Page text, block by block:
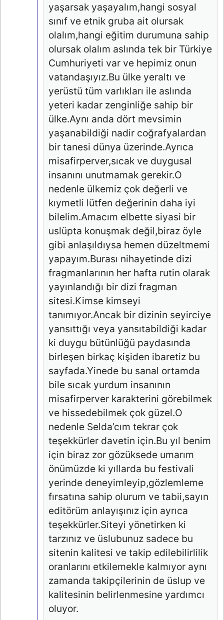
yaşarsak yaşayalım,hangi sosyal
sınıf ve etnik gruba ait olursak
olalım,hangi eğitim durumuna sahip
olursak olalım aslında tek bir Türkiye
Cumhuriyeti var ve hepimiz onun
vatandaşıyız.Bu ülke yeraltı ve
yerüstü tüm varlıkları ile aslında
yeteri kadar zenginliğe sahip bir
ülke.Aynı anda dört mevsimin
yaşanabildiği nadir coğrafyalardan
bir tanesi dünya üzerinde.Ayrıca
misafirperver,sıcak ve duygusal
insanını unutmamak gerekir.O
nedenle ülkemiz çok değerli ve
kıymetli lütfen değerinin daha iyi
bilelim.Amacım elbette siyasi bir
uslüpta konuşmak değil,biraz öyle
gibi anlaşıldıysa hemen düzeltmemi
yapayım.Burası nihayetinde dizi
fragmanlarının her hafta rutin olarak
yayınlandığı bir dizi fragman
sitesi.Kimse kimseyi
tanımıyor.Ancak bir dizinin seyirciye
yansıttığı veya yansıtabildiği kadar
ki duygu bütünlüğü paydasında
birleşen birkaç kişiden ibaretiz bu
sayfada.Yinede bu sanal ortamda
bile sıcak yurdum insanının
misafirperver karakterini görebilmek
ve hissedebilmek çok güzel.O
nedenle Selda’cım tekrar çok
teşekkürler davetin için.Bu yıl benim
için biraz zor gözüksede umarım
önümüzde ki yıllarda bu festivali
yerinde deneyimleyip,gözlemleme
fırsatına sahip olurum ve tabii,sayın
editörüm anlayışınız için ayrıca
teşekkürler.Siteyi yönetirken ki
tarzınız ve üslubunuz sadece bu
sitenin kalitesi ve takip edilebilirlilik
oranlarını etkilemekle kalmıyor aynı
zamanda takipçilerinin de üslup ve
kalitesinin belirlenmesine yardımcı
oluyor.